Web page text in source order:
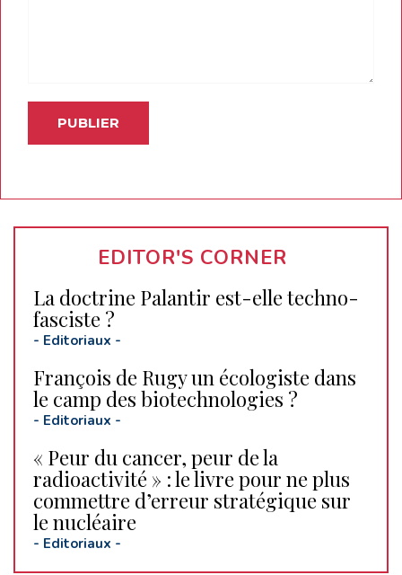
EDITOR'S CORNER
La doctrine Palantir est-elle techno-
fasciste ?
- Editoriaux -
François de Rugy un écologiste dans
le camp des biotechnologies ?
- Editoriaux -
« Peur du cancer, peur de la
radioactivité » : le livre pour ne plus
commettre d’erreur stratégique sur
le nucléaire
- Editoriaux -